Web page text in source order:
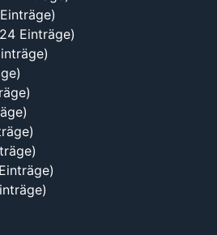
Einträge)